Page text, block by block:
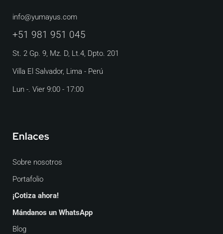
info@yumayus.com
+51 981 951 045
St. 2 Gp. 9, Mz. D, Lt.4, Dpto. 201
Villa El Salvador, Lima - Perú
Lun -. Vier 9:00 - 17:00
Enlaces
Sobre nosotros
Portafolio
¡Cotiza ahora!
Mándanos un WhatsApp
Blog